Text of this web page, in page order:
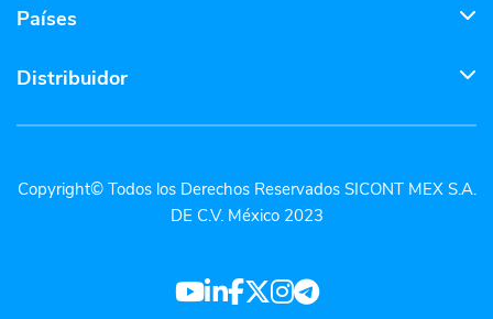
Países
Distribuidor
Copyright© Todos los Derechos Reservados SICONT MEX S.A.
DE C.V. México 2023